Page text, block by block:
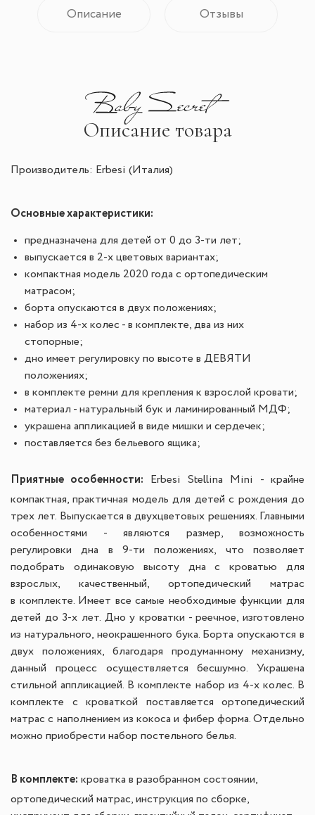
Описание Отзывы
Описание товара
Производитель: Erbesi (Италия)
Основные характеристики:
предназначена для детей от 0 до 3-ти лет;
выпускается в 2-х цветовых вариантах;
компактная модель 2020 года с ортопедическим
матрасом;
борта опускаются в двух положениях;
набор из 4-х колес - в комплекте, два из них
стопорные;
дно имеет регулировку по высоте в ДЕВЯТИ
положениях;
в комплекте ремни для крепления к взрослой кровати;
материал - натуральный бук и ламинированный МДФ;
украшена аппликацией в виде мишки и сердечек;
поставляется без бельевого ящика;
Приятные особенности:
Erbesi Stellina Mini - крайне
компактная, практичная модель для детей с рождения до
трех лет. Выпускается в двухцветовых решениях. Главными
особенностями - являются размер, возможность
регулировки дна в 9-ти положениях, что позволяет
подобрать одинаковую высоту дна с кроватью для
взрослых, качественный, ортопедический матрас
в комплекте. Имеет все самые необходимые функции для
детей до 3-х лет. Дно у кроватки - реечное, изготовлено
из натурального, неокрашенного бука. Борта опускаются в
двух положениях, благодаря продуманному механизму,
данный процесс осуществляется бесшумно. Украшена
стильной аппликацией. В комплекте набор из 4-х колес. В
комплекте с кроваткой поставляется ортопедический
матрас с наполнением из кокоса и фибер форма. Отдельно
можно приобрести набор постельного белья.
В комплекте: кроватка в разобранном состоянии,
ортопедический матрас, инструкция по сборке,